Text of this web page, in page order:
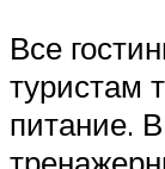
Все
туристам
питание.